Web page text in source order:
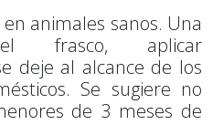
animales sanos. Una
frasco, aplicar
deje al alcance de los
Se sugiere no
de 3 meses de